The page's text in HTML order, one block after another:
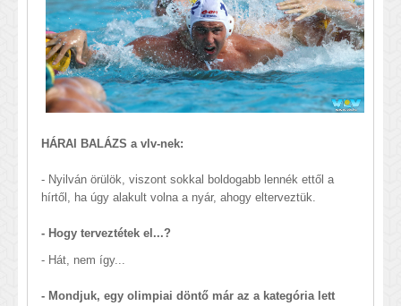
HÁRAI BALÁZS a vlv-nek:
- Nyilván örülök, viszont sokkal boldogabb lennék ettől a
hírtől, ha úgy alakult volna a nyár, ahogy elterveztük.
- Hogy terveztétek el...?
- Hát, nem így...
- Mondjuk, egy olimpiai döntő már az a kategória lett